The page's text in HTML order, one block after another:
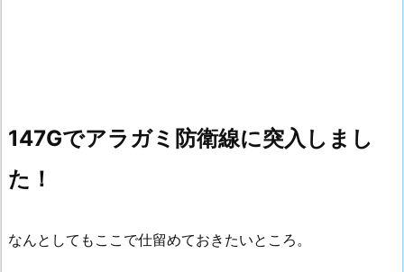
147Gでアラガミ防衛線に突入しまし
た！
なんとしてもここで仕留めておきたいところ。